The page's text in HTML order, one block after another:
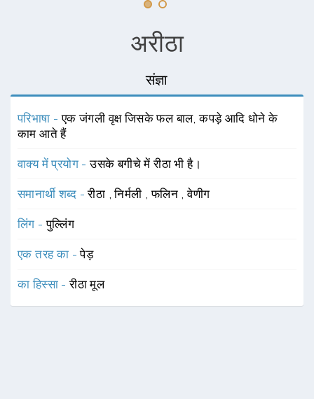
अरीठा
संज्ञा
परिभाषा -एक जंगली वृक्ष जिसके फल बाल, कपड़े आदि धोने के
काम आते हैं
वाक्य में प्रयोग -उसके बगीचे में रीठा भी है।
समानार्थी शब्द -रीठा ,निर्मली ,फलिन ,वेणीग
लिंग -पुल्लिंग
एक तरह का -पेड़
का हिस्सा -रीठा मूल